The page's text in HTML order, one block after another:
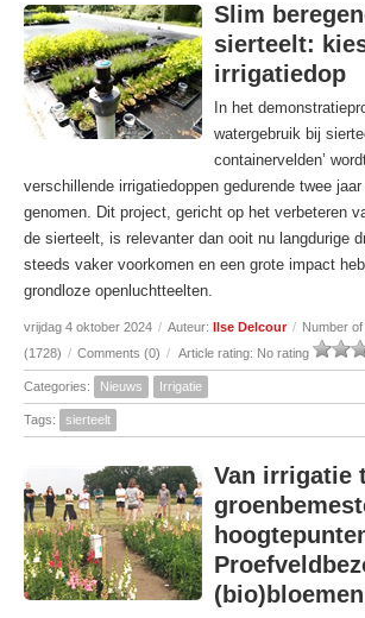
Slim
sierteelt:
irrigatiedop
In het
watergebruik bij
containervelden’
verschillende irrigatiedoppen gedurende twee
genomen. Dit project, gericht op het verbeteren
de sierteelt, is relevanter dan ooit nu langdurige
steeds vaker voorkomen en een grote impact
grondloze openluchtteelten.
vrijdag 4 oktober 2024 / Auteur: Ilse Delcour / Number
(1728) / Comments (0) / Article rating: No rating
Categories: Nieuws Irrigatie
Tags: sierteelt
Van irrigatie
(bio)bloemen